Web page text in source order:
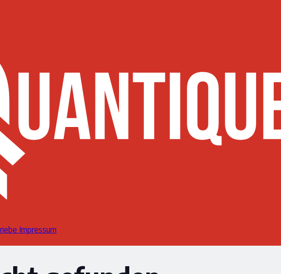
Impressum